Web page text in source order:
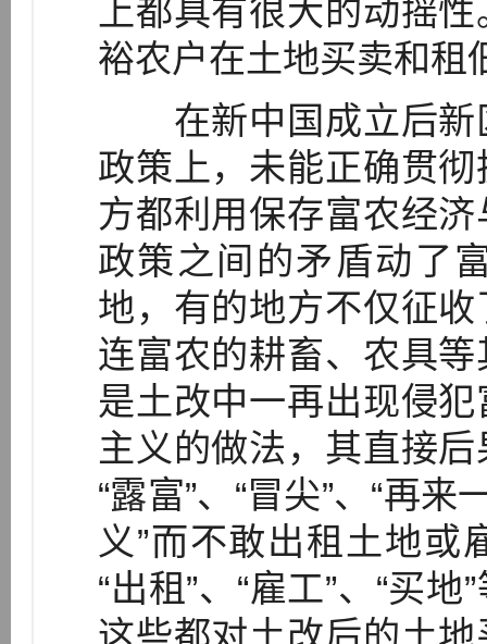
上都具有很大的动摇
裕农户在土地买卖和租
在新中国成立后新
政策上，未能正确贯
方都利用保存富农经
政策之间的矛盾动了
地，有的地方不仅征
连富农的耕畜、农具
是土改中一再出现侵
主义的做法，其直接
“露富”、“冒尖”、“再
义”而不敢出租土地或
“出租”、“雇工”、“买
这些都对土改后的土